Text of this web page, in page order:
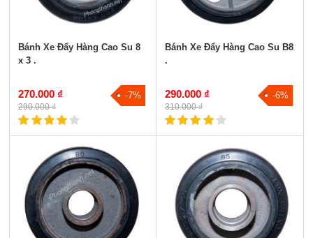
Bánh Xe Đẩy Hàng Cao Su 8
x 3 .
270.000 ₫
290.000 ₫
-7%
Bánh Xe Đẩy Hàng Cao Su B8
.
290.000 ₫
310.000 ₫
-6%